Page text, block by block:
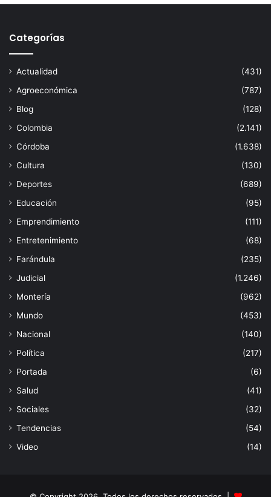
Categorías
Actualidad
(431)
Agroeconómica
(787)
Blog
(128)
Colombia
(2.141)
Córdoba
(1.638)
Cultura
(130)
Deportes
(689)
Educación
(95)
Emprendimiento
(111)
Entretenimiento
(68)
Farándula
(235)
Judicial
(1.246)
Montería
(962)
Mundo
(453)
Nacional
(140)
Política
(217)
Portada
(6)
Salud
(41)
Sociales
(32)
Tendencias
(54)
Video
(14)